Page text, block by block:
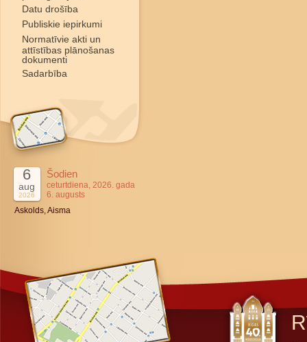
Datu drošība
Publiskie iepirkumi
Normatīvie akti un
attīstības plānošanas
dokumenti
Sadarbība
6
aug
2026
Šodien
ceturtdiena, 2026. gada
6. augusts
Askolds, Aisma